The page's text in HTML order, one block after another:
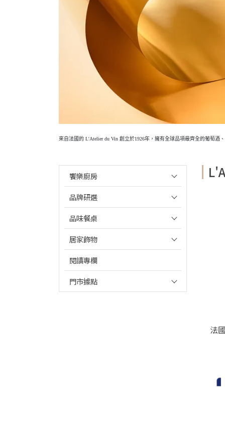
來自法國的 L'Atelier du Vin 創立於1926年，擁有全球品項最齊全的葡萄
饗樂廚房
品牌研選
品味餐桌
居家飾物
閱讀專欄
門市據點
法